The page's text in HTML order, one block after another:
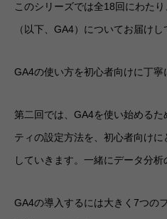
このシリーズでは全18回にわた
（以下、GA4）についてお届けし
GA4の使い方を初心者向けに丁寧
第二回では、GA4を使い始める
ティの設定方法を、初心者向け
していきます。一緒にデータ分
GA4の導入するには大きく7つの